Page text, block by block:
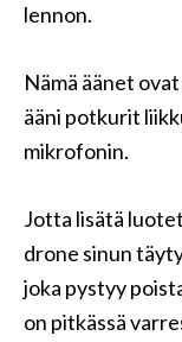
lennon.
Nämä äänet
ääni potkurit
mikrofonin.
Jotta lisätä
drone sinun
joka pystyy
on pitkässä